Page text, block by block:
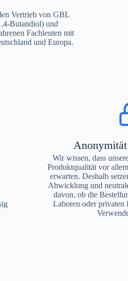
Vertrieb von GBL
Butandiol) und
Fachleuten mit
und Europa.
Wir wissen, dass
Produktqualität vor
erwarten. Deshalb
Abwicklung und
davon, ob die
Laboren oder privaten